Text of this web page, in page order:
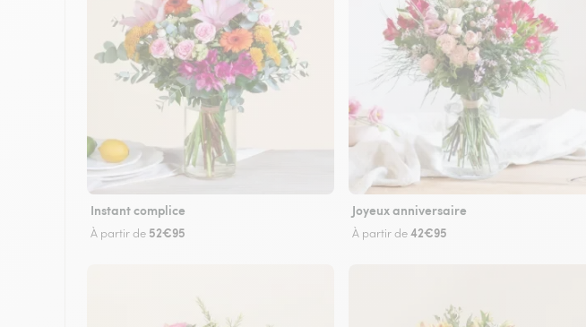
Instant complice
À partir de 52€95
Joyeux anniversaire
À partir de42€95